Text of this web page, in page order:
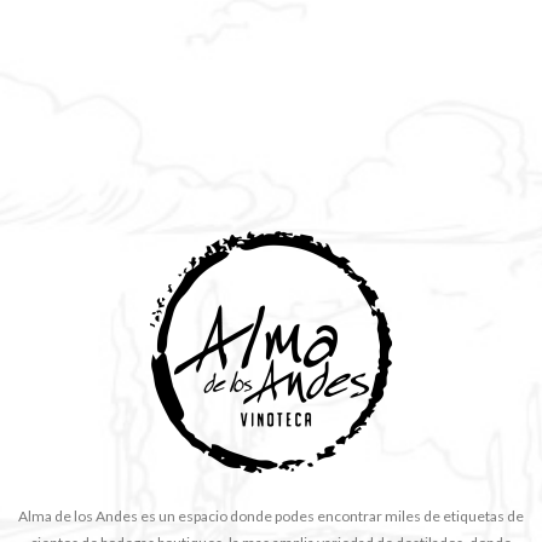
Alma de los Andes es un espacio donde podes encontrar miles de etiquetas de